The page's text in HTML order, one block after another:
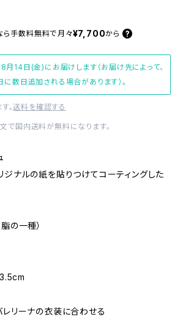
ら 手数料無料で 月々¥7,700から
14日(金)にお届けします（お届け先によって、
数日追加される場合があります）。
。送料を確認する
で国内送料が無料になります。
の紙を貼りつけてコーティングした
一種）
3.5cm
レリーナの衣装に合わせる